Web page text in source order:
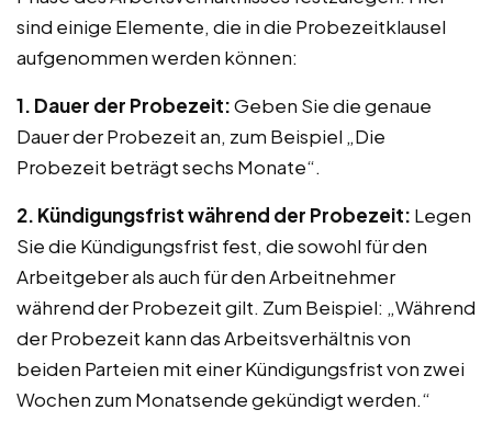
sind einige Elemente, die in die Probezeitklausel
aufgenommen werden können:
1. Dauer der Probezeit:Geben Sie die genaue
Dauer der Probezeit an, zum Beispiel „Die
Probezeit beträgt sechs Monate“.
2. Kündigungsfrist während der Probezeit: Legen
Sie die Kündigungsfrist fest, die sowohl für den
Arbeitgeber als auch für den Arbeitnehmer
während der Probezeit gilt. Zum Beispiel: „Während
der Probezeit kann das Arbeitsverhältnis von
beiden Parteien mit einer Kündigungsfrist von zwei
Wochen zum Monatsende gekündigt werden.“